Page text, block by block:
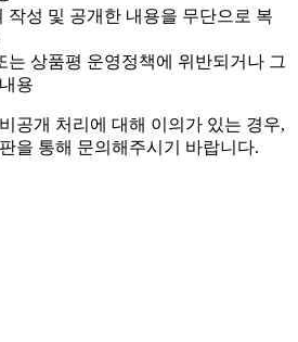
작성 및 공개한 내용을 무단으로 복
는 상품평 운영정책에 위반되거나 그
용
공개 처리에 대해 이의가 있는 경우,
을 통해 문의해주시기 바랍니다.